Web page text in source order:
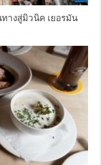
างสู่มิวนิค เยอรมัน